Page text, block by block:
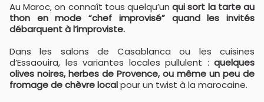
Au Maroc, on connaît tous quelqu’unqui sort la tarte au
thon en mode “chef improvisé” quand les invités
débarquent à l’improviste.
Dans les salons de Casablanca ou les cuisines
d’Essaouira, les variantes locales pullulent : quelques
olives noires, herbes de Provence, ou même un peu de
fromage de chèvre localpour un twist à la marocaine.